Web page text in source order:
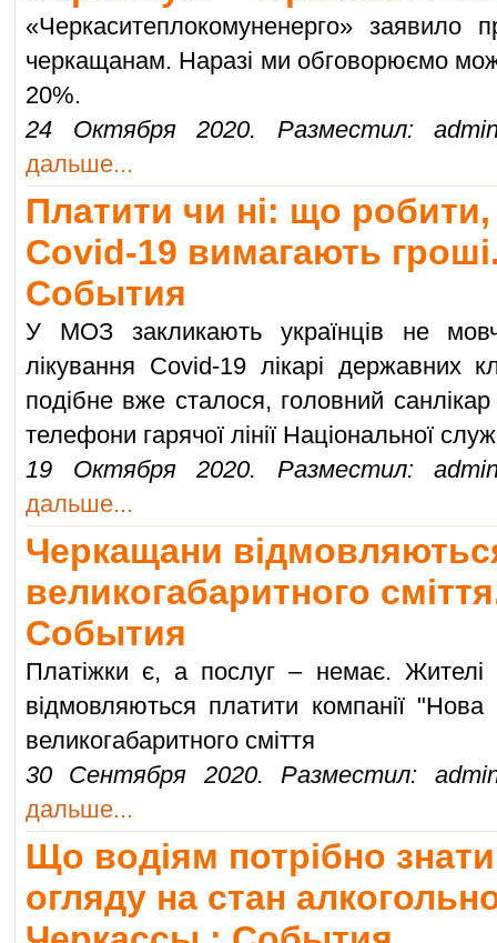
«Черкаситеплокомуненерго» заявило
черкащанам. Наразі ми обговорюємо
20%.
24 Октября 2020. Разместил:
дальше...
Платити чи ні: що
Covid-19 вимагають
События
У МОЗ закликають українців не
лікування Covid-19 лікарі державних
подібне вже сталося, головний
телефони гарячої лінії Національної
19 Октября 2020. Разместил:
дальше...
Черкащани
великогабаритного
События
Платіжки є, а послуг – немає. Жителі
відмовляються платити компанії "Нова
великогабаритного сміття
30 Сентября 2020. Разместил:
дальше...
Що водіям потрібно
огляду на стан